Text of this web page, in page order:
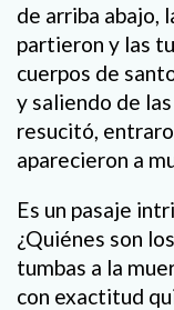
de arriba abajo,
partieron y las
cuerpos de
y saliendo de
resucitó,
aparecieron a
Es un pasaje
¿Quiénes son
tumbas a la
con exactitud